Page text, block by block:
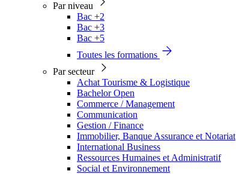
Par niveau
Bac +2
Bac +3
Bac +5
Toutes les formations
Par secteur
Achat Tourisme & Logistique
Bachelor Open
Commerce / Management
Communication
Gestion / Finance
Immobilier, Banque Assurance et Notariat
International Business
Ressources Humaines et Administratif
Social et Environnement